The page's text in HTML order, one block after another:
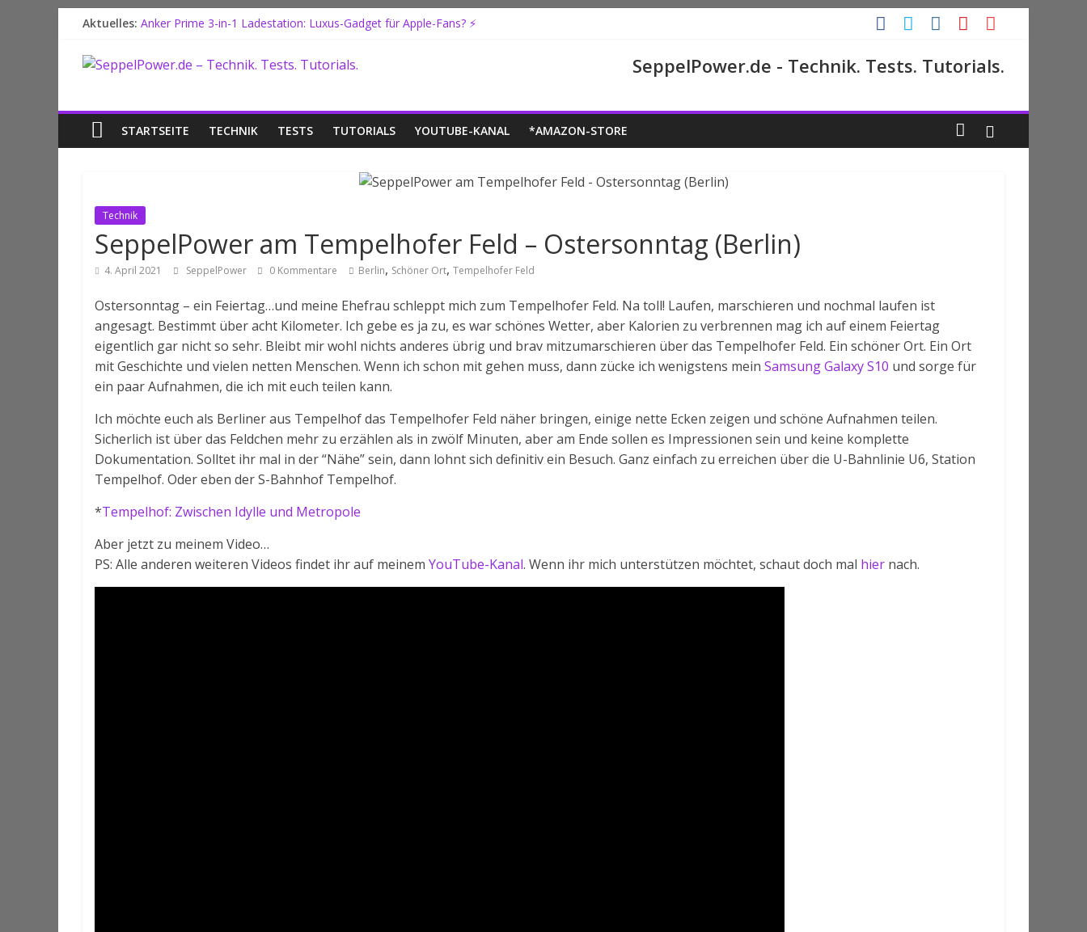
Zum
springen
Aktuelles: Anker Prime 3-in-1 Ladestation: Luxus-Gadget für Apple-Fans? ⚡️
Dein Samsung Galaxy Fold 8 Ultra als kleiner Panzer!
SeppelPower.de
–
Technik.
Tests.
Tutorials.
Tests.
Tutorials.
SeppelPower.de - Technik. Tests. Tutorials.
STARTSEITE TECHNIK TESTS TUTORIALS YOUTUBE-KANAL *AMAZON-STORE
Technik
SeppelPower am Tempelhofer Feld – Ostersonntag (Berlin)
4. April 2021 SeppelPower 0 Kommentare Berlin, Schöner Ort, Tempelhofer Feld
Ostersonntag – ein Feiertag…und meine Ehefrau schleppt mich zum Tempelhofer Feld. Na toll! Laufen, marschieren und nochmal laufen ist
angesagt. Bestimmt über acht Kilometer. Ich gebe es ja zu, es war schönes Wetter, aber Kalorien zu verbrennen mag ich auf einem Feiertag
eigentlich gar nicht so sehr. Bleibt mir wohl nichts anderes übrig und brav mitzumarschieren über das Tempelhofer Feld. Ein schöner Ort. Ein Ort
mit Geschichte und vielen netten Menschen. Wenn ich schon mit gehen muss, dann zücke ich wenigstens mein Samsung Galaxy S10 und sorge für
ein paar Aufnahmen, die ich mit euch teilen kann.
Ich möchte euch als Berliner aus Tempelhof das Tempelhofer Feld näher bringen, einige nette Ecken zeigen und schöne Aufnahmen teilen.
Sicherlich ist über das Feldchen mehr zu erzählen als in zwölf Minuten, aber am Ende sollen es Impressionen sein und keine komplette
Dokumentation. Solltet ihr mal in der “Nähe” sein, dann lohnt sich definitiv ein Besuch. Ganz einfach zu erreichen über die U-Bahnlinie U6, Station
Tempelhof. Oder eben der S-Bahnhof Tempelhof.
*Tempelhof: Zwischen Idylle und Metropole
Aber jetzt zu meinem Video…
PS: Alle anderen weiteren Videos findet ihr auf meinem YouTube-Kanal. Wenn ihr mich unterstützen möchtet, schaut doch mal hier nach.